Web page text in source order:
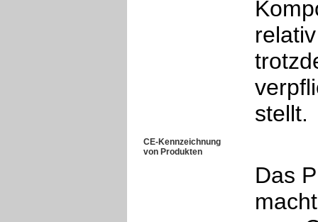
stellt.
CE-Kennzeichnung
von Produkten
Das